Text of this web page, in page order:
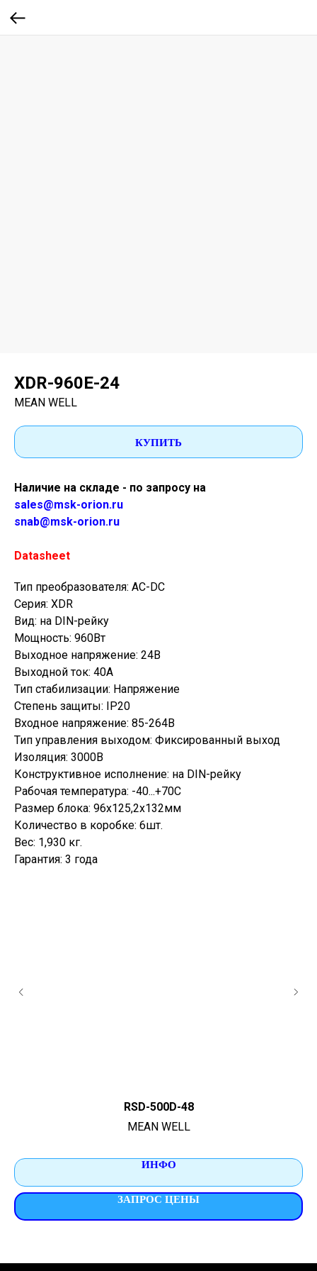
XDR-960E-24
MEAN WELL
КУПИТЬ
Наличие на складе - по запросу на
sales@msk-orion.ru
snab@msk-orion.ru
Datasheet
Тип преобразователя: AC-DC
Серия: XDR
Вид: на DIN-рейку
Мощность: 960Вт
Выходное напряжение: 24В
Выходной ток: 40А
Тип стабилизации: Напряжение
Степень защиты: IP20
Входное напряжение: 85-264В
Тип управления выходом: Фиксированный выход
Изоляция: 3000В
Конструктивное исполнение: на DIN-рейку
Рабочая температура: -40...+70С
Размер блока: 96х125,2х132мм
Количество в коробке: 6шт.
Вес: 1,930 кг.
Гарантия: 3 года
RSD-500D-48
MEAN WELL
ИНФО
ЗАПРОС ЦЕНЫ